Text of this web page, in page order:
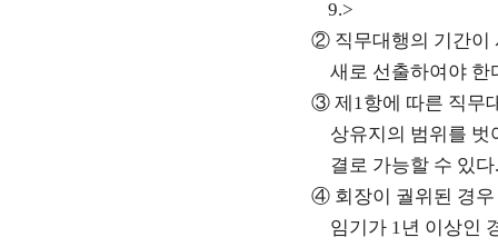
9.>
② 직무대행의 기간
새로 선출하여야 한
③ 제 1항에 따른 직무
상유지의 범위를 벗
결로 가능할 수 있다
④ 회장이 궐위된 경
임기가 1년 이상인